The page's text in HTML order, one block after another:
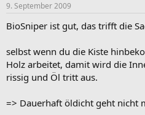
9. September 2009
BioSniper ist gut, das trifft die
selbst wenn du die Kiste
Holz arbeitet, damit wird die
rissig und Öl tritt aus.
=> Dauerhaft öldicht geht nicht